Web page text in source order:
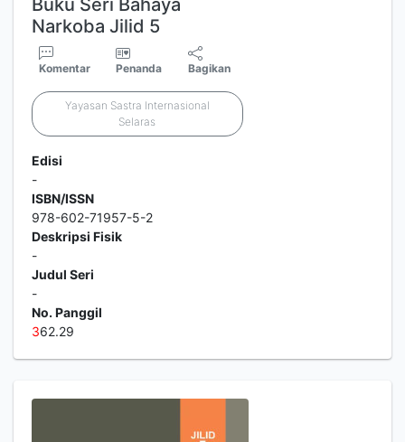
Buku Seri Bahaya
Narkoba Jilid 5
Komentar Penanda Bagikan
Yayasan Sastra Internasional
Selaras
Edisi
-
ISBN/ISSN
978-602-71957-5-2
Deskripsi Fisik
-
Judul Seri
-
No. Panggil
362.29